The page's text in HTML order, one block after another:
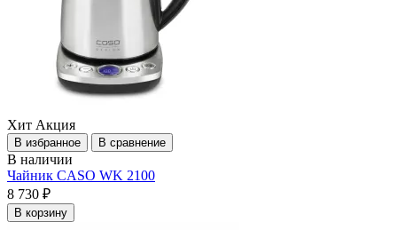
Хит Акция
В избранное В сравнение
В наличии
Чайник CASO WK 2100
8 730 ₽
В корзину